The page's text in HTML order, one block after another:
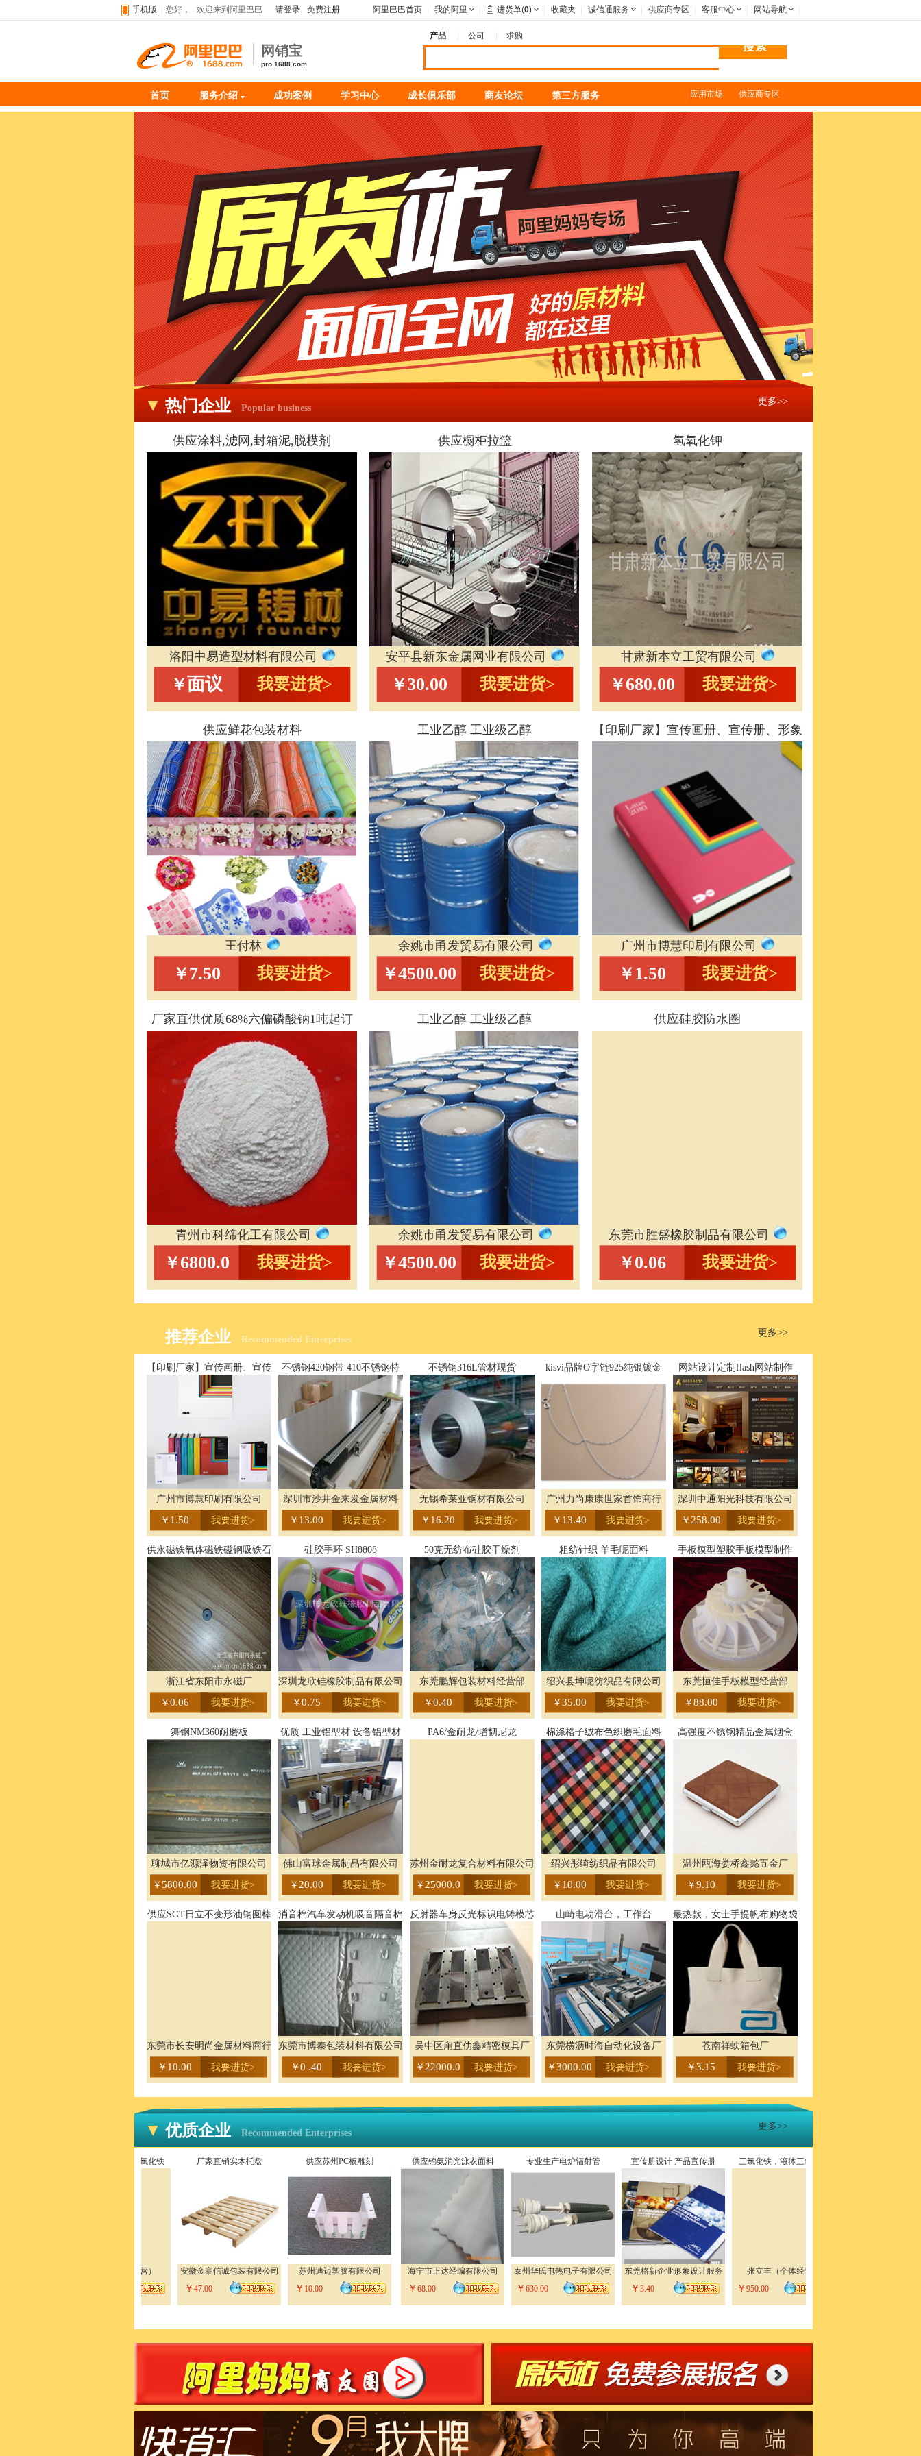
手机版 您好， 欢迎来到阿里巴巴 请登录 免费注册 阿里巴巴首页 我的阿里 进货单(0) 收藏夹 诚信通服务 供应商专区 客服中心 网站导航
网销宝
pro.1688.com
产品 公司 求购
首页 服务介绍 成功案例 学习中心 成长俱乐部 商友论坛 第三方服务 应用市场 供应商专区
热门企业 Popular business
更多>>
供应涂料,滤网,封箱泥,脱模剂
洛阳中易造型材料有限公司
￥面议 我要进货>
供应橱柜拉篮
安平县新东金属网业有限公司
￥30.00 我要进货>
氢氧化钾
甘肃新本立工贸有限公司
￥680.00 我要进货>
供应鲜花包装材料
王付林
￥7.50 我要进货>
工业乙醇 工业级乙醇
余姚市甬发贸易有限公司
￥4500.00 我要进货>
【印刷厂家】宣传画册、宣传册、形象
广州市博慧印刷有限公司
￥ 1.50 我要进货>
厂家直供优质68%六偏磷酸钠1吨起订
青州市科缔化工有限公司
￥6800.0 我要进货>
工业乙醇 工业级乙醇
余姚市甬发贸易有限公司
￥4500.00 我要进货>
供应硅胶防水圈
东莞市胜盛橡胶制品有限公司
￥0.06 我要进货>
推荐企业 Recommended Enterprises
更多>>
【印刷厂家】宣传画册、宣传
广州市博慧印刷有限公司
￥ 1.50 我要进货>
不锈钢420钢带 410不锈钢特
软钢带
深圳市沙井金来发金属材料
￥ 13.00 我要进货>
不锈钢316L管材现货
无锡希莱亚钢材有限公司
￥ 16.20 我要进货>
kisvi品牌O字链925纯银镀金
女款
广州力尚康康世家首饰商行
￥ 13.40 我要进货>
网站设计定制flash网站制作
深圳中通阳光科技有限公司
￥ 258.00 我要进货>
供永磁铁氧体磁铁磁钢吸铁石
浙江省东阳市永磁厂
￥ 0.06 我要进货>
硅胶手环 SH8808
深圳龙欣硅橡胶制品有限公司
￥ 0.75 我要进货>
50克无纺布硅胶干燥剂
东莞鹏辉包装材料经营部
￥ 0.40 我要进货>
粗纺针织 羊毛呢面料
绍兴县坤呢纺织品有限公司
￥ 35.00 我要进货>
手板模型塑胶手板模型制作
东莞恒佳手板模型经营部
￥ 88.00 我要进货>
舞钢NM360耐磨板
聊城市亿源泽物资有限公司
￥ 5800.00 我要进货>
优质 工业铝型材 设备铝型材
佛山富球金属制品有限公司
￥ 20.00 我要进货>
PA6/金耐龙/增韧尼龙
苏州金耐龙复合材料有限公司
￥ 25000.0 我要进货>
棉涤格子绒布色织磨毛面料
绍兴彤绮纺织品有限公司
￥ 10.00 我要进货>
高强度不锈钢精品金属烟盒
温州瓯海娄桥鑫懿五金厂
￥ 9.10 我要进货>
供应SGT日立不变形油钢圆棒
东莞市长安明尚金属材料商行
￥ 10.00 我要进货>
消音棉汽车发动机吸音隔音棉
东莞市博泰包装材料有限公司
￥ 0 .40 我要进货>
反射器车身反光标识电铸模芯
吴中区甪直仂鑫精密模具厂
￥ 22000.0 我要进货>
山崎电动滑台，工作台
东莞横沥时海自动化设备厂
￥ 3000.00 我要进货>
最热款，女士手提帆布购物袋
苍南祥蚨箱包厂
￥ 3.15 我要进货>
优质企业 Recommended Enterprises
更多>>
厂家直销实木托盘
安徽金寨信诚包装有限公司
47.00
供应苏州PC板雕刻
苏州迪迈塑胶有限公司
￥10.00
供应锦氨消光泳衣面料
海宁市正达经编有限公司
￥68.00
专业生产电炉辐射管
泰州华氏电热电子有限公司
￥630.00
宣传册设计 产品宣传册
东莞格新企业形象设计服务
￥3.40
三氯化铁，液体三氯化铁
张立丰（个体经营）
￥950.00
厂家直销实木托盘
安徽金寨信诚包装有限公司
￥47.00